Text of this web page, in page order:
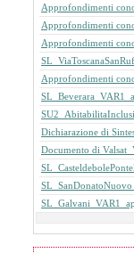
Approfondimenti
Approfondimenti
Approfondimenti
Approfondimenti
Dichiarazione di
Documento di